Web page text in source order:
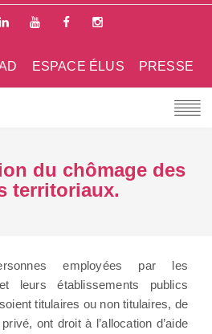
PRESSE
ESPACE ÉLUS
du chômage des
territoriaux.
employées par les
leurs établissements publics
titulaires ou non titulaires, de
ont droit à l’allocation d’aide